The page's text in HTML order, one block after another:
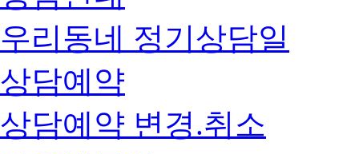
우리동네 정기상담일
상담예약
상담예약 변경.취소